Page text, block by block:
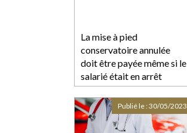
La mise à pied
conservatoire annulée
doit être payée même si le
salarié était en arrêt
maladie
Publié le :30/05/2023